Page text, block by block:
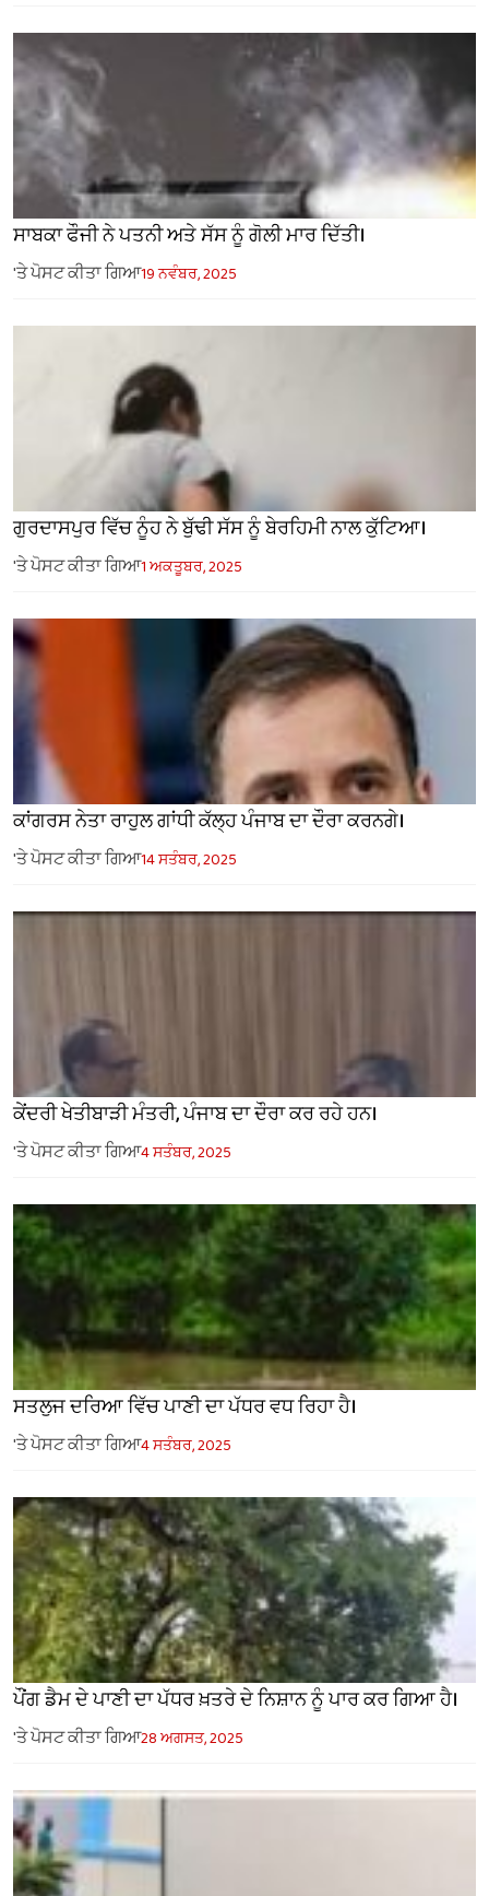
ਸਾਬਕਾ ਫੌਜੀ ਨੇ ਪਤਨੀ ਅਤੇ ਸੱਸ ਨੂੰ ਗੋਲੀ ਮਾਰ ਦਿੱਤੀ।
'ਤੇ ਪੋਸਟ ਕੀਤਾ ਗਿਆ19 ਨਵੰਬਰ, 2025
ਗੁਰਦਾਸਪੁਰ ਵਿੱਚ ਨੂੰਹ ਨੇ ਬੁੱਢੀ ਸੱਸ ਨੂੰ ਬੇਰਹਿਮੀ ਨਾਲ ਕੁੱਟਿਆ।
'ਤੇ ਪੋਸਟ ਕੀਤਾ ਗਿਆ1 ਅਕਤੂਬਰ, 2025
ਕਾਂਗਰਸ ਨੇਤਾ ਰਾਹੁਲ ਗਾਂਧੀ ਕੱਲ੍ਹ ਪੰਜਾਬ ਦਾ ਦੌਰਾ ਕਰਨਗੇ।
'ਤੇ ਪੋਸਟ ਕੀਤਾ ਗਿਆ14 ਸਤੰਬਰ, 2025
ਕੇਂਦਰੀ ਖੇਤੀਬਾੜੀ ਮੰਤਰੀ, ਪੰਜਾਬ ਦਾ ਦੌਰਾ ਕਰ ਰਹੇ ਹਨ।
'ਤੇ ਪੋਸਟ ਕੀਤਾ ਗਿਆ4 ਸਤੰਬਰ, 2025
ਸਤਲੁਜ ਦਰਿਆ ਵਿੱਚ ਪਾਣੀ ਦਾ ਪੱਧਰ ਵਧ ਰਿਹਾ ਹੈ।
'ਤੇ ਪੋਸਟ ਕੀਤਾ ਗਿਆ4 ਸਤੰਬਰ, 2025
ਪੌਂਗ ਡੈਮ ਦੇ ਪਾਣੀ ਦਾ ਪੱਧਰ ਖ਼ਤਰੇ ਦੇ ਨਿਸ਼ਾਨ ਨੂੰ ਪਾਰ ਕਰ ਗਿਆ ਹੈ।
'ਤੇ ਪੋਸਟ ਕੀਤਾ ਗਿਆ28 ਅਗਸਤ, 2025